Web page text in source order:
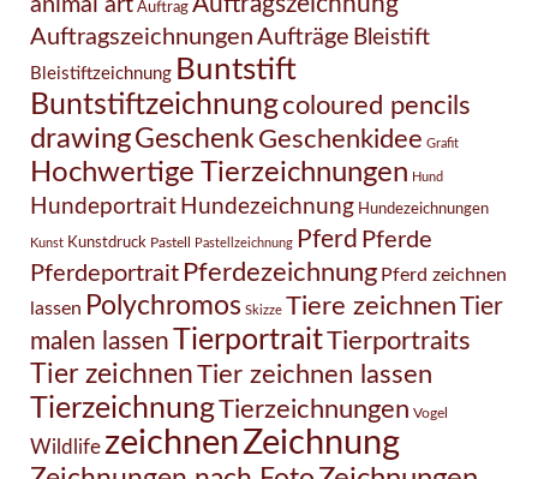
Auftrag
Auftragszeichnungen Aufträge Bleistift
Bleistiftzeichnung Buntstift
Buntstiftzeichnungcoloured pencils
drawingGeschenkGeschenkidee Grafit
Hochwertige Tierzeichnungen Hund
Hundeportrait Hundezeichnung Hundezeichnungen
Kunst Kunstdruck Pastell Pastellzeichnung Pferd Pferde
Pferdeportrait Pferdezeichnung Pferd zeichnen
lassen Polychromos Skizze Tiere zeichnenTier
malen lassenTierportraitTierportraits
Tier zeichnenTier zeichnen lassen
TierzeichnungTierzeichnungen Vogel
WildlifezeichnenZeichnung